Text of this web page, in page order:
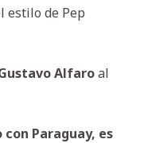
estilo de Pep
Alfaroal
con Paraguay, es